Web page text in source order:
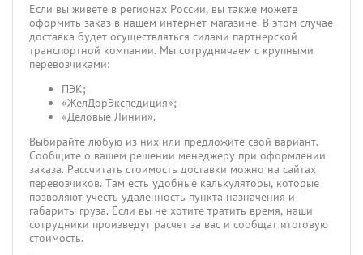
Если вы живете в регионах России, вы также можете
оформить заказ в нашем интернет-магазине. В этом случае
доставка будет осуществляться силами партнерской
транспортной компании. Мы сотрудничаем с крупными
перевозчиками:
ПЭК;
«ЖелДорЭкспедиция»;
«Деловые Линии».
Выбирайте любую из них или предложите свой вариант.
Сообщите о вашем решении менеджеру при оформлении
заказа. Рассчитать стоимость доставки можно на сайтах
перевозчиков. Там есть удобные калькуляторы, которые
позволяют учесть удаленность пункта назначения и
габариты груза. Если вы не хотите тратить время, наши
сотрудники произведут расчет за вас и сообщат итоговую
стоимость.